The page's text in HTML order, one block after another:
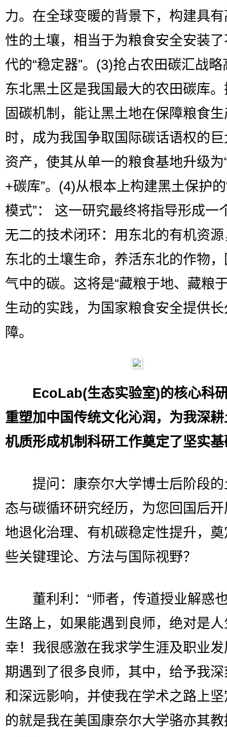
力。在全球变暖的背景下，构建具
性的土壤，相当于为粮食安全安装
代的“稳定器”。(3)抢占农田碳汇战略
东北黑土区是我国最大的农田碳库
固碳机制，能让黑土地在保障粮食
时，成为我国争取国际碳话语权的
资产，使其从单一的粮食基地升级为
+碳库”。(4)从根本上构建黑土保护
模式”： 这一研究最终将指导形成一
无二的技术闭环：用东北的有机资
东北的土壤生命，养活东北的作物
气中的碳。这将是“藏粮于地、藏粮
生动的实践，为国家粮食安全提供
障。
EcoLab(生态实验室)的核心科
重塑加中国传统文化沁润，为我深
机质形成机制科研工作奠定了坚实基
提问：康奈尔大学博士后阶段的
态与碳循环研究经历，为您回国后
地退化治理、有机碳稳定性提升，
些关键理论、方法与国际视野？
董利利：“师者，传道授业解惑也
生路上，如果能遇到良师，绝对是
幸！我很感激在我求学生涯及职业
期遇到了很多良师，其中，给予我
和深远影响，并使我在学术之路上
的就是我在美国康奈尔大学骆亦其